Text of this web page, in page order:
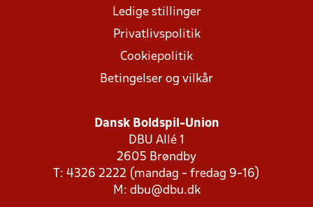
Ledige stillinger
Privatlivspolitik
Cookiepolitik
Betingelser og vilkår
Dansk Boldspil-Union
DBU Allé 1
2605 Brøndby
T: 4326 2222 (mandag - fredag 9-16)
M: dbu@dbu.dk